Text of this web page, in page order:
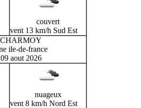
couvert
vent 13 km/h Sud Est
ile-de-france
aout 2026
nuageux
vent 8 km/h Nord Est